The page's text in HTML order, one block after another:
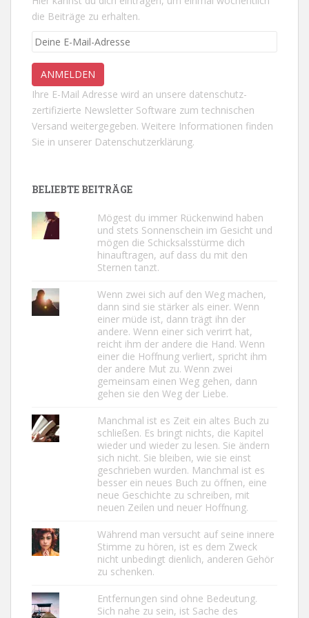
die Beiträge zu erhalten.
Ihre E-Mail Adresse wird an unsere datenschutz-
zertifizierte Newsletter Software zum technischen
Versand weitergegeben. Weitere Informationen finden
Sie in unserer Datenschutzerklärung.
BELIEBTE BEITRÄGE
Mögest du immer Rückenwind haben
und stets Sonnenschein im Gesicht und
mögen die Schicksalsstürme dich
hinauftragen, auf dass du mit den
Sternen tanzt.
Wenn zwei sich auf den Weg machen,
dann sind sie stärker als einer. Wenn
einer müde ist, dann trägt ihn der
andere. Wenn einer sich verirrt hat,
reicht ihm der andere die Hand. Wenn
einer die Hoffnung verliert, spricht ihm
der andere Mut zu. Wenn zwei
gemeinsam einen Weg gehen, dann
gehen sie den Weg der Liebe.
Manchmal ist es Zeit ein altes Buch zu
schließen. Es bringt nichts, die Kapitel
wieder und wieder zu lesen. Sie ändern
sich nicht. Sie bleiben, wie sie einst
geschrieben wurden. Manchmal ist es
besser ein neues Buch zu öffnen, eine
neue Geschichte zu schreiben, mit
neuen Zeilen und neuer Hoffnung.
Während man versucht auf seine innere
Stimme zu hören, ist es dem Zweck
nicht unbedingt dienlich, anderen Gehör
zu schenken.
Entfernungen sind ohne Bedeutung.
Sich nahe zu sein, ist Sache des